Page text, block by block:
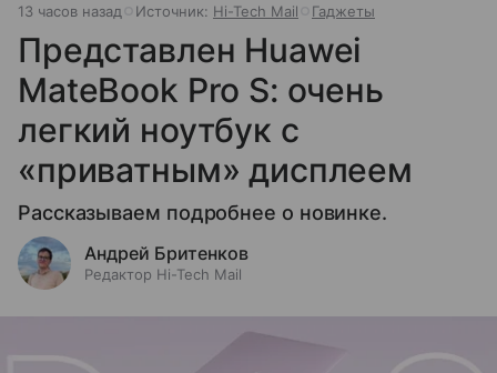
13 часов назад Источник: Hi-Tech Mail Гаджеты
Представлен Huawei
MateBook Pro S: очень
легкий ноутбук с
«приватным» дисплеем
Рассказываем подробнее о новинке.
Андрей Бритенков
Редактор Hi-Tech Mail